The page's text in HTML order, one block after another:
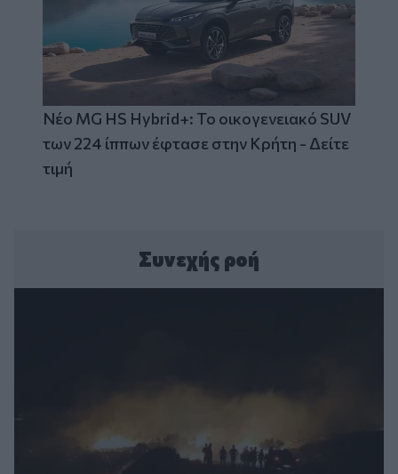
Νέο MG HS Hybrid+: Το οικογενειακό SUV
των 224 ίππων έφτασε στην Κρήτη - Δείτε
τιμή
Συνεχής ροή